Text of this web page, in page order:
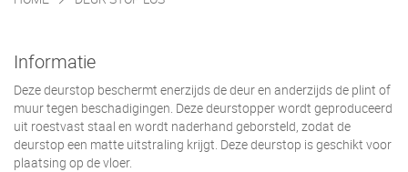
Informatie
Deze deurstop beschermt enerzijds de deur en anderzijds de plint of
muur tegen beschadigingen. Deze deurstopper wordt geproduceerd
uit roestvast staal en wordt naderhand geborsteld, zodat de
deurstop een matte uitstraling krijgt. Deze deurstop is geschikt voor
plaatsing op de vloer.